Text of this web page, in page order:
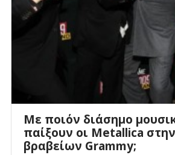
Με ποιόν διάσημο
παίξουν οι Metallica
βραβείων Grammy;